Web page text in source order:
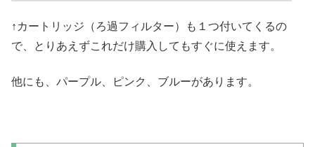
↑カートリッジ（ろ過フィルター）も１つ付いてくるの
で、とりあえずこれだけ購入してもすぐに使えます。
他にも、パープル、ピンク、ブルーがあります。